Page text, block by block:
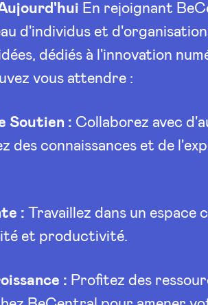
En rejoignant
d'individus et
dédiés à l'innovation
vous attendre :
Soutien : Collaborez avec
des connaissances et de
: Travaillez dans un espace
et productivité.
: Profitez des